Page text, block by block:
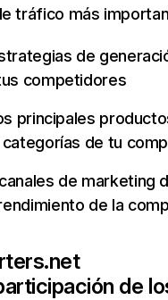
tráfico más
de
competidores
principales
de tu
de marketing
de la
de